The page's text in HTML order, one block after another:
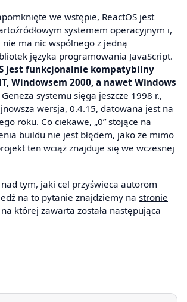
we wstępie, ReactOS jest
systemem operacyjnym i,
ma nic wspólnego z jedną
języka programowania JavaScript.
jest funkcjonalnie kompatybilny
Windowsem 2000, a nawet Windows
Geneza systemu sięga jeszcze 1998 r.,
wersja, 0.4.15, datowana jest na
roku. Co ciekawe, „0” stojące na
buildu nie jest błędem, jako że mimo
ten wciąż znajduje się we wczesnej
nad tym, jaki cel przyświeca autorom
na to pytanie znajdziemy na stronie
na której zawarta została następująca